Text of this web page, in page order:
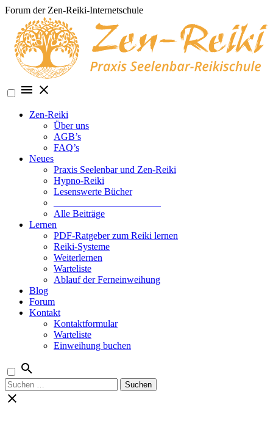
Skip
content
Forum der Zen-Reiki-Internetschule
Zen-Reiki
Über uns
AGB’s
FAQ’s
Neues
Praxis Seelenbar und Zen-Reiki
Hypno-Reiki
Lesenswerte Bücher
Alle Beiträge
Lernen
PDF-Ratgeber zum Reiki lernen
Reiki-Systeme
Weiterlernen
Warteliste
Ablauf der Ferneinweihung
Blog
Forum
Kontakt
Kontaktformular
Warteliste
Einweihung buchen
Suchen
nach: